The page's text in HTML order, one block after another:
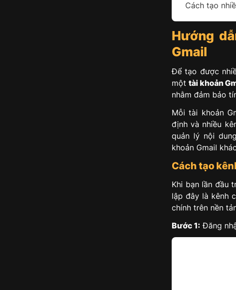
Cách tạo
Hướng
Gmail
Để tạo được
mộttài khoản
nhằm đảm bảo
Mỗi tài khoản
định và nhiều
quản lý nội
khoản Gmail
Cách tạo
Khi bạn lần đầu
lập đây là kênh
chính trên nền
Bước 1: Đăng